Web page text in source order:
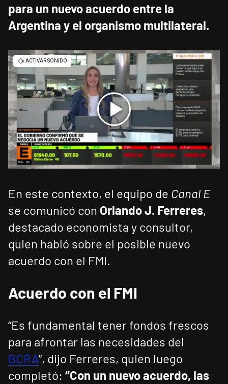
para un nuevo acuerdo entre la
Argentina y el organismo multilateral.
En este contexto, el equipo de Canal E
se comunicó con Orlando J. Ferreres,
destacado economista y consultor,
quien habló sobre el posible nuevo
acuerdo con el FMI.
Acuerdo con el FMI
“Es fundamental tener fondos frescos
para afrontar las necesidades del
BCRA”, dijo Ferreres, quien luego
completó: “Con un nuevo acuerdo, las